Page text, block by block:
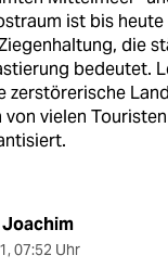
ist bis
die
bedeutet.
zerstörerische
von vielen Touristen
, 07:52 Uhr